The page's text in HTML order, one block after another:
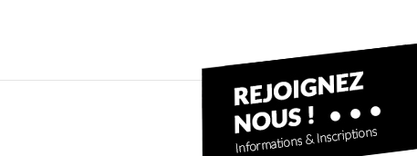
Ecole pagaie